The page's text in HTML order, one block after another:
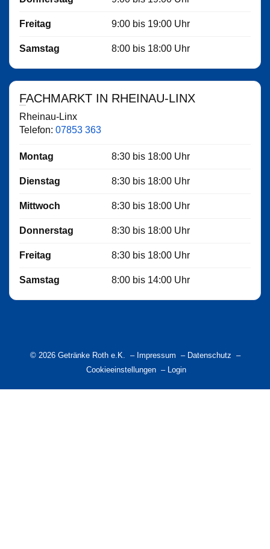
Freitag 9:00 bis 19:00 Uhr
Samstag 8:00 bis 18:00 Uhr
FACHMARKT IN RHEINAU-LINX
Rheinau-Linx
Telefon: 07853 363
Montag 8:30 bis 18:00 Uhr
Dienstag 8:30 bis 18:00 Uhr
Mittwoch 8:30 bis 18:00 Uhr
Donnerstag 8:30 bis 18:00 Uhr
Freitag 8:30 bis 18:00 Uhr
Samstag 8:00 bis 14:00 Uhr
© 2026 Getränke Roth e.K. – Impressum – Datenschutz –
Cookieeinstellungen – Login